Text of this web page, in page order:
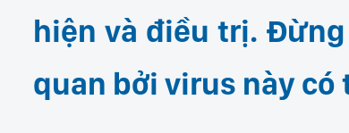
hiện và điều trị.
quan bởi virus này